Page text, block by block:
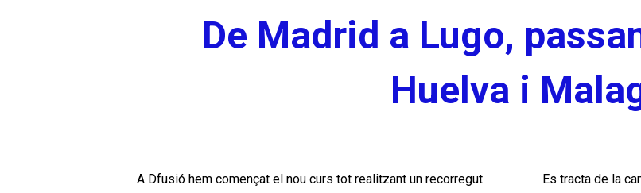
De Madrid a Lugo,
Huelva i
A Dfusió hem començat el nou curs tot realitzant un recorregut
Es tracta de la